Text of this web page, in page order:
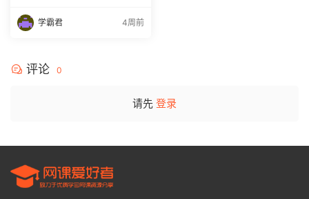
学霸君 4周前
评论 0
请先 登录